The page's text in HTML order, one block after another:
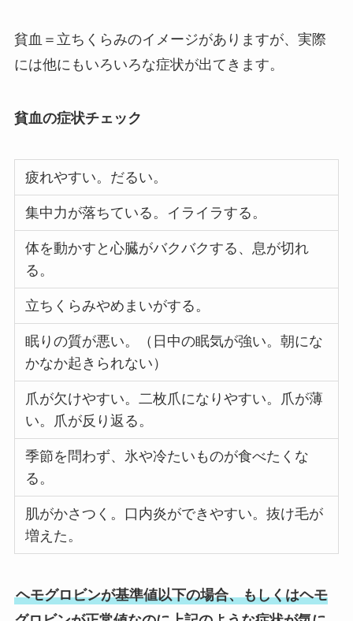
貧血＝立ちくらみのイメージがありますが、実際
には他にもいろいろな症状が出てきます。
貧血の症状チェック
疲れやすい。だるい。
集中力が落ちている。イライラする。
体を動かすと心臓がバクバクする、息が切れ
る。
立ちくらみやめまいがする。
眠りの質が悪い。（日中の眠気が強い。朝にな
かなか起きられない）
爪が欠けやすい。二枚爪になりやすい。爪が薄
い。爪が反り返る。
季節を問わず、氷や冷たいものが食べたくな
る。
肌がかさつく。口内炎ができやすい。抜け毛が
増えた。
ヘモグロビンが基準値以下の場合、もしくはヘモ